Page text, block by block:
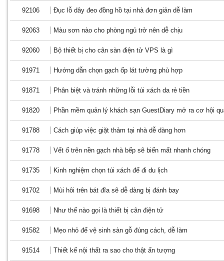
92106 Đục lỗ dây đeo đồng hồ tại nhà đơn giản dễ làm
92063 Màu sơn nào cho phòng ngủ trở nên dễ chịu
92060 Bộ thiết bị cho cân sàn điện tử VPS là gì
91971 Hướng dẫn chọn gạch ốp lát tường phù hợp
91871 Phân biệt và tránh những lỗi túi xách da rẻ tiền
91820 Phần mềm quản lý khách sạn GuestDiary mở ra cơ hội
91788 Cách giúp việc giặt thảm tại nhà dễ dàng hơn
91778 Vết ố trên nền gạch nhà bếp sẽ biến mất nhanh chóng
91735 Kinh nghiệm chọn túi xách để đi du lịch
91702 Mùi hôi trên bát đĩa sẽ dễ dàng bị đánh bay
91698 Như thế nào gọi là thiết bị cân điện tử
91582 Mẹo nhỏ để vệ sinh sàn gỗ đúng cách, dễ làm
91514 Thiết kế nội thất ra sao cho thật ấn tượng